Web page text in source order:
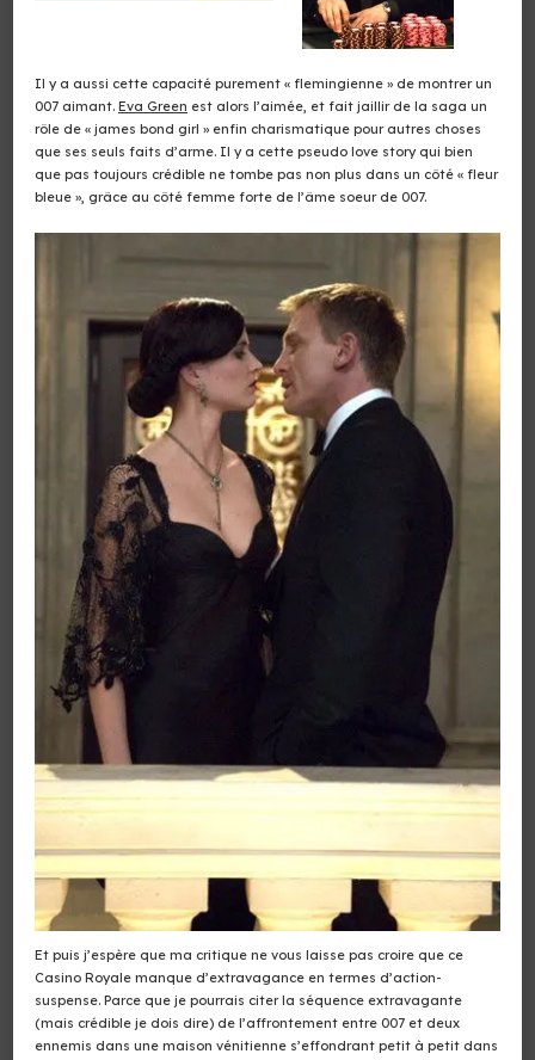
Il y a aussi cette capacité purement « flemingienne » de montrer un
007 aimant. Eva Green est alors l’aimée, et fait jaillir de la saga un
rôle de « james bond girl » enfin charismatique pour autres choses
que ses seuls faits d’arme. Il y a cette pseudo love story qui bien
que pas toujours crédible ne tombe pas non plus dans un côté « fleur
bleue », grâce au côté femme forte de l’âme soeur de 007.
Et puis j’espère que ma critique ne vous laisse pas croire que ce
Casino Royale manque d’extravagance en termes d’action-
suspense. Parce que je pourrais citer la séquence extravagante
(mais crédible je dois dire) de l’affrontement entre 007 et deux
ennemis dans une maison vénitienne s’effondrant petit à petit dans